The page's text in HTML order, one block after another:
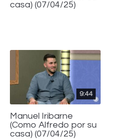
casa) (07/04/25)
9:44
Manuel Iribarne
(Como Alfredo por su
casa) (07/04/25)